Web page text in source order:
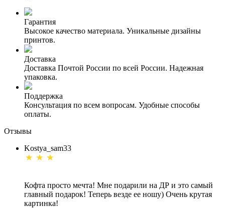
Гарантия
Высокое качество материала. Уникальные дизайны
принтов.
Доставка
Доставка Почтой России по всей России. Надежная
упаковка.
Поддержка
Консультация по всем вопросам. Удобные способы
оплаты.
Отзывы
Kostya_sam33
Кофта просто мечта! Мне подарили на ДР и это самый
главный подарок! Теперь везде ее ношу) Очень крутая
картинка!